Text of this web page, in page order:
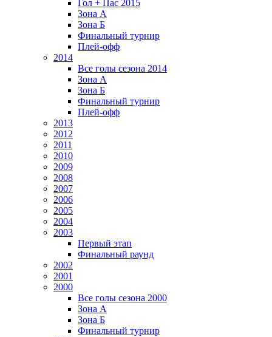
Гол + Пас 2015
Зона А
Зона Б
Финальный турнир
Плей-офф
2014
Все голы сезона 2014
Зона А
Зона Б
Финальный турнир
Плей-офф
2013
2012
2011
2010
2009
2008
2007
2006
2005
2004
2003
Первый этап
Финальный раунд
2002
2001
2000
Все голы сезона 2000
Зона А
Зона Б
Финальный турнир